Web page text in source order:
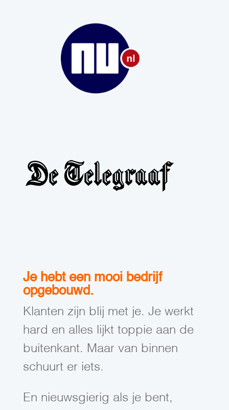
Je hebt een mooi bedrijf
opgebouwd.
Klanten zijn blij met je. Je werkt
hard en alles lijkt toppie aan de
buitenkant. Maar van binnen
schuurt er iets.
En nieuwsgierig als je bent,